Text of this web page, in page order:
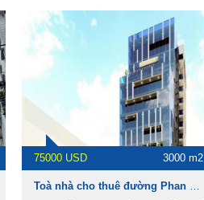
75000 USD 3000 m2